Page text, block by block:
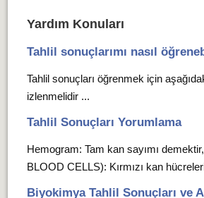
Yardım Konuları
Tahlil sonuçlarımı nasıl
Tahlil sonuçları öğrenmek için
izlenmelidir ...
Tahlil Sonuçları Yorumlama
Hemogram: Tam kan sayımı
BLOOD CELLS): Kırmızı kan
Biyokimya Tahlil Sonuçları ve